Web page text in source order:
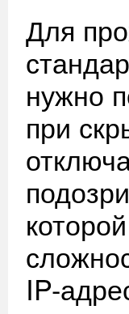
Для
нужно
при
IP-